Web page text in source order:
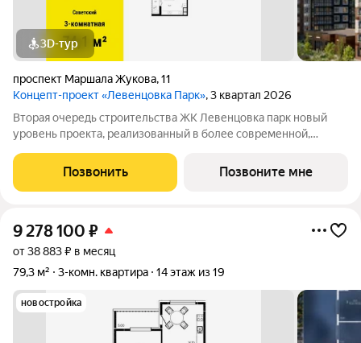
3D-тур
проспект Маршала Жукова,11
Концепт-проект «Левенцовка Парк», 3 квартал 2026
Вторая очередь строительства ЖК Левенцовка парк новый
уровень проекта, реализованный в более современной,
жителях комплекса. Мы полностью изменили подход к
организации пространства для
Позвонить Позвоните мне
9 278 100 ₽
от 38 883 ₽ в месяц
79,3 м²
3-комн. квартира 14 этаж из 19
новостройка